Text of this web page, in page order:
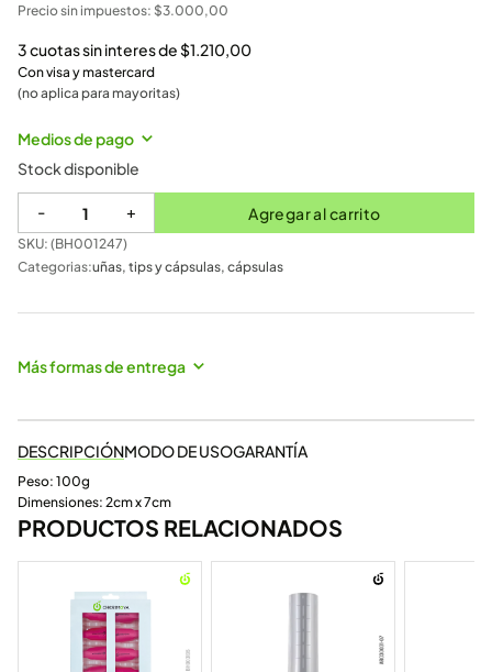
Precio sin impuestos: $3.000,00
3 cuotas sin interes de$1.210,00
Con visa y mastercard
(no aplica para mayoritas)
Medios de pago
Stock disponible
- + Agregar al carrito
SKU: (BH001247)
Categorias:uñas, tips y cápsulas, cápsulas
Más formas de entrega
DESCRIPCIÓNMODO DE USOGARANTÍA
Peso: 100g
Dimensiones: 2cm x 7cm
PRODUCTOS RELACIONADOS